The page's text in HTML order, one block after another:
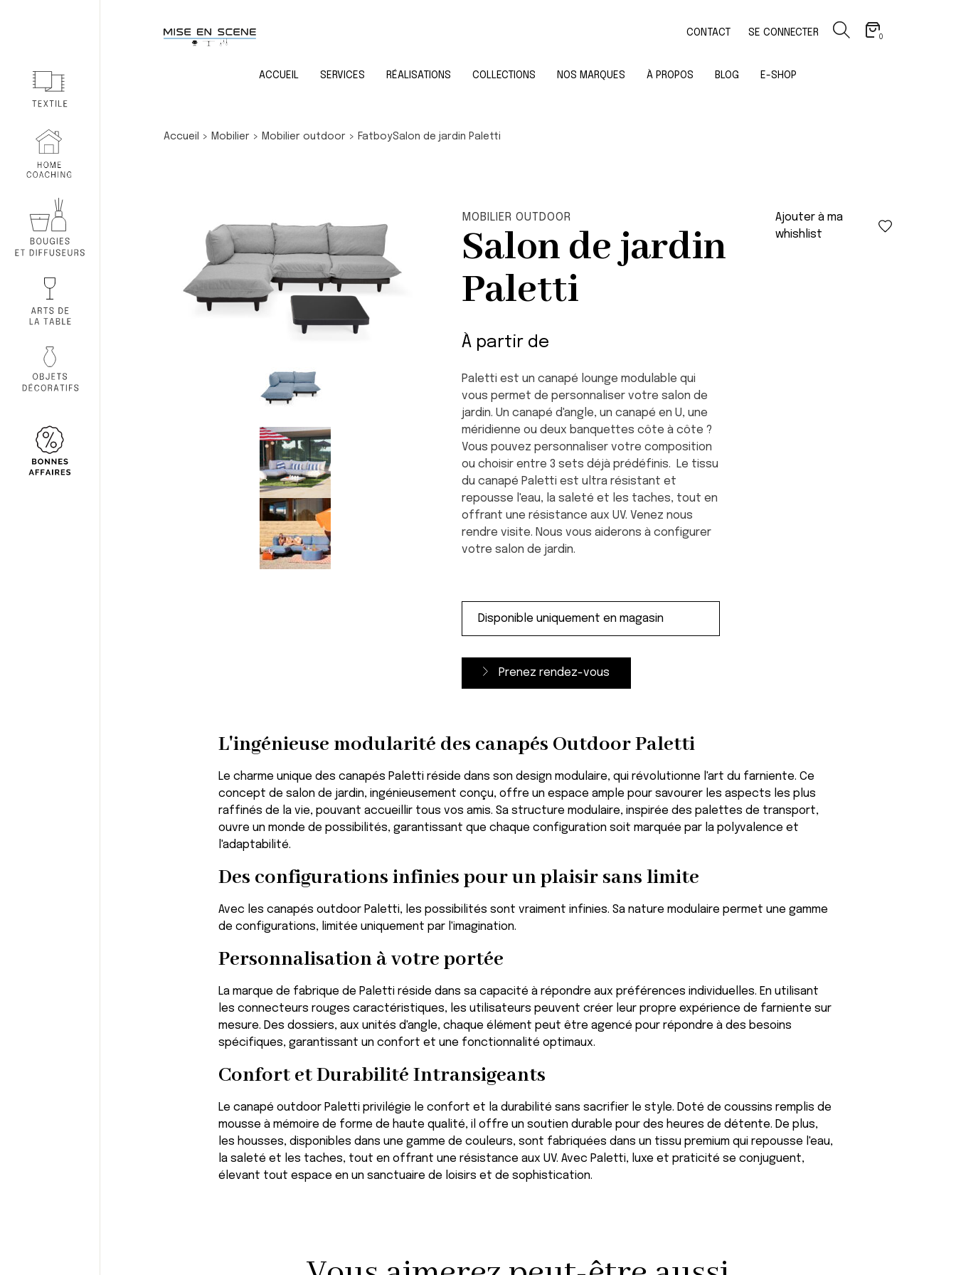
CONTACT SE CONNECTER 0
ACCUEIL SERVICES RÉALISATIONS COLLECTIONS NOS MARQUES À PROPOS BLOG E-SHOP
Accueil > Mobilier > Mobilier outdoor > FatboySalon de jardin Paletti
MOBILIER OUTDOOR
Salon de jardin
Paletti
À partir de
Ajouter à ma
whishlist
Paletti est un canapé lounge modulable qui
vous permet de personnaliser votre salon de
jardin. Un canapé d'angle, un canapé en U, une
méridienne ou deux banquettes côte à côte ?
Vous pouvez personnaliser votre composition
ou choisir entre 3 sets déjà prédéfinis. Le tissu
du canapé Paletti est ultra résistant et
repousse l'eau, la saleté et les taches, tout en
offrant une résistance aux UV. Venez nous
rendre visite. Nous vous aiderons à configurer
votre salon de jardin.
Prenez rendez-vous
L'ingénieuse modularité des canapés Outdoor Paletti
Le charme unique des canapés Paletti réside dans son design modulaire, qui révolutionne l'art du farniente. Ce
concept de salon de jardin, ingénieusement conçu, offre un espace ample pour savourer les aspects les plus
raffinés de la vie, pouvant accueillir tous vos amis. Sa structure modulaire, inspirée des palettes de transport,
ouvre un monde de possibilités, garantissant que chaque configuration soit marquée par la polyvalence et
l'adaptabilité.
Des configurations infinies pour un plaisir sans limite
Avec les canapés outdoor Paletti, les possibilités sont vraiment infinies. Sa nature modulaire permet une gamme
de configurations, limitée uniquement par l'imagination.
Personnalisation à votre portée
La marque de fabrique de Paletti réside dans sa capacité à répondre aux préférences individuelles. En utilisant
les connecteurs rouges caractéristiques, les utilisateurs peuvent créer leur propre expérience de farniente sur
mesure. Des dossiers, aux unités d'angle, chaque élément peut être agencé pour répondre à des besoins
spécifiques, garantissant un confort et une fonctionnalité optimaux.
Confort et Durabilité Intransigeants
Le canapé outdoor Paletti privilégie le confort et la durabilité sans sacrifier le style. Doté de coussins remplis de
mousse à mémoire de forme de haute qualité, il offre un soutien durable pour des heures de détente. De plus,
les housses, disponibles dans une gamme de couleurs, sont fabriquées dans un tissu premium qui repousse l'eau,
la saleté et les taches, tout en offrant une résistance aux UV. Avec Paletti, luxe et praticité se conjuguent,
élevant tout espace en un sanctuaire de loisirs et de sophistication.